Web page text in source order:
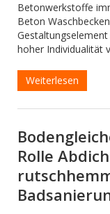
Betonwerkstoffe
Beton
hoher Individualität
Weiterlesen
Rolle